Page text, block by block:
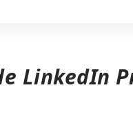
LinkedIn